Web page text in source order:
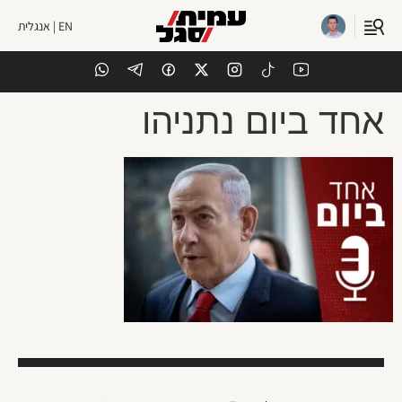
EN | אנגלית
אחד ביום נתניהו